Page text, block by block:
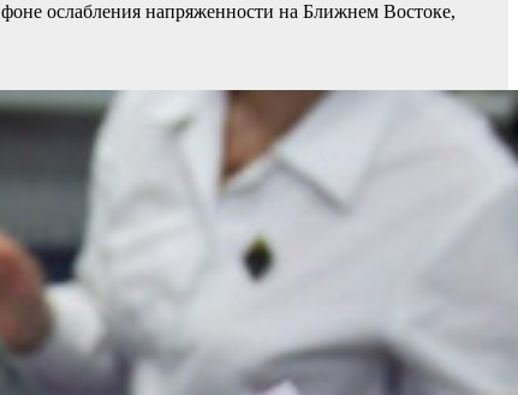
ослабления напряженности на Ближнем Востоке,